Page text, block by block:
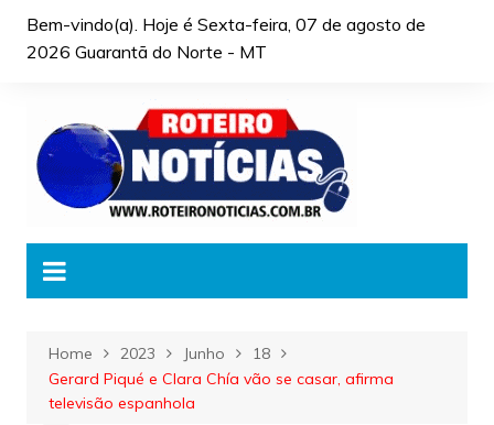
Bem-vindo(a). Hoje é Sexta-feira, 07 de agosto de
2026 Guarantã do Norte - MT
Home 2023 Junho
18
Gerard Piqué e Clara Chía vão se casar, afirma
televisão espanhola